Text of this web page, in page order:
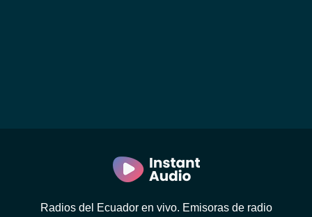
Radios del Ecuador en vivo. Emisoras de radio